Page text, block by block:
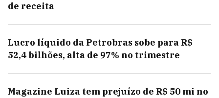
de receita
Lucro líquido da Petrobras sobe para R$
52,4 bilhões, alta de 97% no trimestre
Magazine Luiza tem prejuízo de R$ 50 mi no